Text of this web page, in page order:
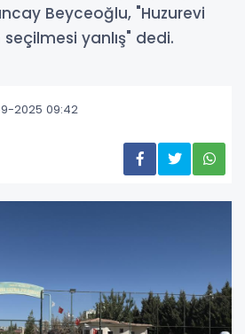
Beyceoğlu, "Huzurevi
yanlış" dedi.
2025 09:42